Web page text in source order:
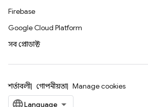
Firebase
Google Cloud Platform
সব প্রোডাক্ট
শর্তাবলী গোপনীয়তা Manage cookies